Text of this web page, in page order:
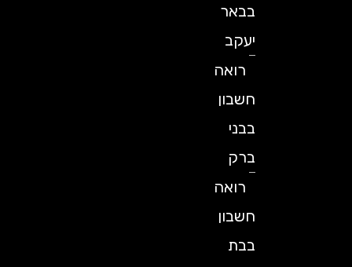
בבאר
יעקב
רואה
חשבון
רואה
חשבון